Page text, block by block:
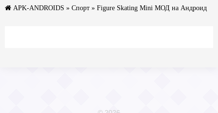
APK-ANDROIDS » Спорт » Figure Skating Mini МОД на Андроид